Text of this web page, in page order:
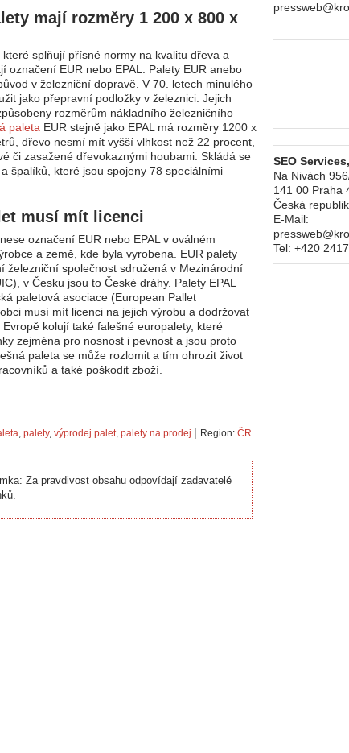
mají rozměry 1 200 x 800 x
, které splňují přísné normy na kvalitu dřeva a
označení EUR nebo EPAL. Palety EUR anebo
v železniční dopravě. V 70. letech minulého
jako přepravní podložky v železnici. Jejich
rozměrům nákladního železničního
paleta EUR stejně jako EPAL má rozměry 1200 x
dřevo nesmí mít vyšší vlhkost než 22 procent,
či zasažené dřevokaznými houbami. Skládá se
špalíků, které jsou spojeny 78 speciálními
musí mít licenci
nese označení EUR nebo EPAL v oválném
a země, kde byla vyrobena. EUR palety
železniční společnost sdružená v Mezinárodní
v Česku jsou to České dráhy. Palety EPAL
paletová asociace (European Pallet
musí mít licenci na jejich výrobu a dodržovat
kolují také falešné europalety, které
zejména pro nosnost i pevnost a jsou proto
paleta se může rozlomit a tím ohrozit život
a také poškodit zboží.
, palety, výprodej palet, palety na prodej | Region: ČR
Za pravdivost obsahu odpovídají zadavatelé
SEO
Na Nivách
141 00 Praha
Česká
E-Mail:
Tel:+420